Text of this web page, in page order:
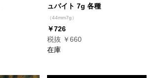
ュバイト 7g 各種
（44mm7g）
￥726
税抜 ￥660
在庫